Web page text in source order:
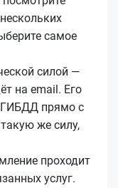
самое
силой —
на email. Его
ГИБДД прямо с
же силу,
проходит
услуг.